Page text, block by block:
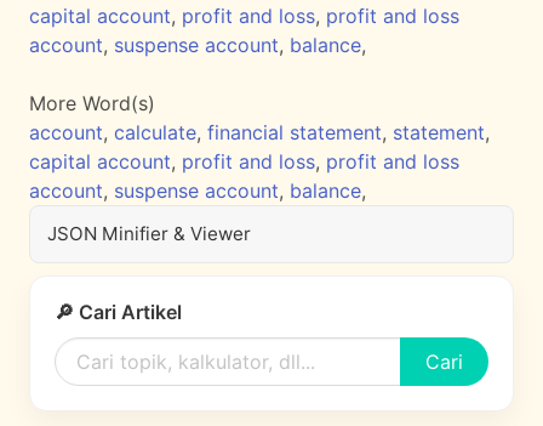
capital account, profit and loss, profit and loss
account, suspense account, balance,
More Word(s)
account, calculate, financial statement, statement,
capital account, profit and loss, profit and loss
account, suspense account, balance,
JSON Minifier & Viewer
🔎 Cari Artikel
Cari